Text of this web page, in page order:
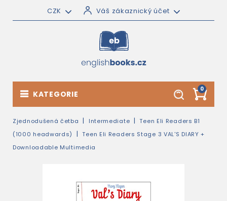
CZK Váš zákaznický účet
0
KATEGORIE
Zjednodušená četba Intermediate
Teen Eli Readers B1
(1000 headwards)
Teen Eli Readers Stage 3 VAL'S DIARY +
Downloadable Multimedia